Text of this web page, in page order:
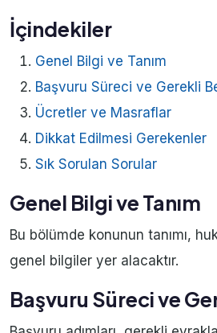
İçindekiler
Genel Bilgi ve Tanım
Başvuru Süreci ve Gerekli
Ücretler ve Masraflar
Dikkat Edilmesi Gerekenler
Sık Sorulan Sorular
Genel Bilgi ve Tanım
Bu bölümde konunun tanımı,
genel bilgiler yer alacaktır.
Başvuru Süreci ve